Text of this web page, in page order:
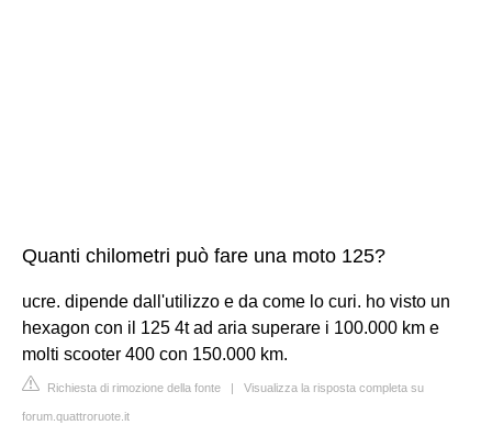
Quanti chilometri può fare una moto 125?
ucre. dipende dall'utilizzo e da come lo curi. ho visto un
hexagon con il 125 4t ad aria superare i 100.000 km e
molti scooter 400 con 150.000 km.
Richiesta di rimozione della fonte | Visualizza la risposta completa su
forum.quattroruote.it